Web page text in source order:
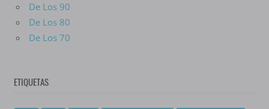
De Los 90
De Los 80
De Los 70
ETIQUETAS